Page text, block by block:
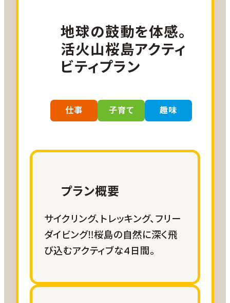
【募集期間】2026年7月29日（水）～2026年
９月30日（水）（延長の可能性がございます。）
【募集方法】随時募集
【滞在可能期間】2026年10月中旬～2027年
※参加者と調整の上受入日を決定
【募集人数】１グループ（４名）
2026年10月プラン（秋の収穫・地域交流型）
一日目：キャベツ・白菜植付け体験（農業体
験）、調理体験
三日目：学校見学等（脱穀体験：10/19（月）・
運動会見学可能：10/25（日））
20,000ANA SKYコイン
小児割引運賃、障がい者割引運賃をご
利用の方はこちらをご確認ください。
6,600円～23,100円/人（宿泊費
込）
※【宿泊費】ikoてらす：3,300円/人
※【体験料】0円～3,300円/回
宿泊
参加費用に含む
予約は鹿児島市事業者が行います。
現地移動
地球の鼓動を体感。
活火山桜島アクティ
ビティプラン
仕事 子育て 趣味
プラン概要
サイクリング、トレッキング、フリー
ダイビング‼桜島の自然に深く飛
び込むアクティブな4日間。